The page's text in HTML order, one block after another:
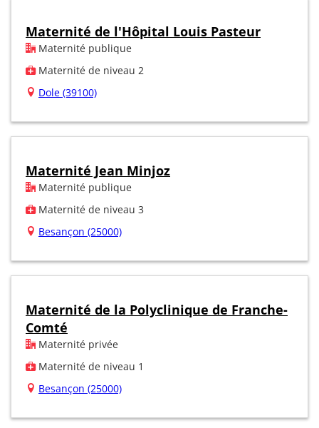
Maternité de l'Hôpital Louis Pasteur
Maternité publique
Maternité de niveau 2
Dole (39100)
Maternité Jean Minjoz
Maternité publique
Maternité de niveau 3
Besançon (25000)
Maternité de la Polyclinique de Franche-
Comté
Maternité privée
Maternité de niveau 1
Besançon (25000)